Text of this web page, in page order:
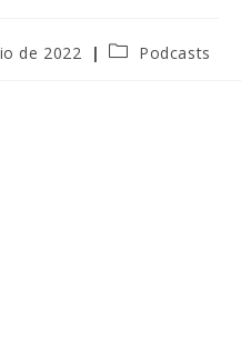
de 2022 Podcasts